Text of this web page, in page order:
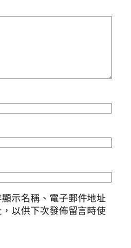
示名稱、電子郵件地址
以供下次發佈留言時使